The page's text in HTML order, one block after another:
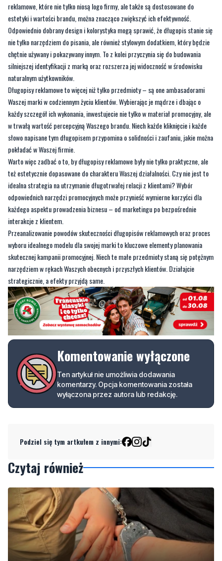
nie tylko narzędziem do pisania, ale również stylowym dodatkiem, który będzie
chętnie używany i pokazywany innym. To z kolei przyczynia się do budowania
silniejszej identyfikacji z marką oraz rozszerza jej widoczność w środowisku
naturalnym użytkowników.
Długopisy reklamowe to więcej niż tylko przedmioty – są one ambasadorami
Waszej marki w codziennym życiu klientów. Wybierając je mądrze i dbając o
każdy szczegół ich wykonania, inwestujecie nie tylko w materiał promocyjny, ale
w trwałą wartość percepcyjną Waszego brandu. Niech każde kliknięcie i każde
słowo napisane tym długopisem przypomina o solidności i zaufaniu, jakie można
pokładać w Waszej firmie.
Warto więc zadbać o to, by długopisy reklamowe były nie tylko praktyczne, ale
też estetycznie dopasowane do charakteru Waszej działalności. Czy nie jest to
idealna strategia na utrzymanie długotrwałej relacji z klientami? Wybór
odpowiednich narzędzi promocyjnych może przynieść wymierne korzyści dla
każdego aspektu prowadzenia biznesu – od marketingu po bezpośrednie
interakcje z klientem.
Przeanalizowanie powodów skuteczności długopisów reklamowych oraz proces
wyboru idealnego modelu dla swojej marki to kluczowe elementy planowania
skutecznej kampanii promocyjnej. Niech te małe przedmioty staną się potężnym
narzędziem w rękach Waszych obecnych i przyszłych klientów. Działajcie
strategicznie, a efekty przyjdą same.
Komentowanie wyłączone
Ten artykuł nie umożliwia dodawania
wyłączona przez autora lub redakcję.
Podziel się tym artkułem z innymi:
NOWE
Miał odebrać pieniądze od seniora. W mieszkaniu